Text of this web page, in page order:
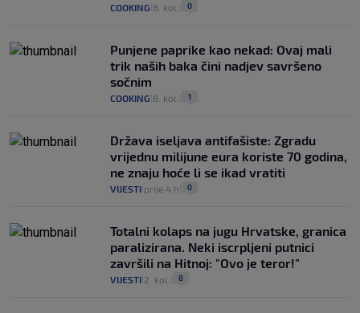
COOKING 8. kol. 0
Punjene paprike kao nekad: Ovaj mali
trik naših baka čini nadjev savršeno
sočnim
COOKING 8. kol. 1
Država iseljava antifašiste: Zgradu
vrijednu milijune eura koriste 70 godina,
ne znaju hoće li se ikad vratiti
VIJESTI prije 4 h 0
Totalni kolaps na jugu Hrvatske, granica
paralizirana. Neki iscrpljeni putnici
završili na Hitnoj: "Ovo je teror!"
VIJESTI 2. kol. 8